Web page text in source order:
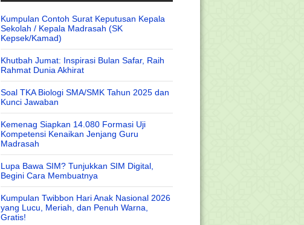
Kumpulan Contoh Surat Keputusan Kepala
Sekolah / Kepala Madrasah (SK
Kepsek/Kamad)
Khutbah Jumat: Inspirasi Bulan Safar, Raih
Rahmat Dunia Akhirat
Soal TKA Biologi SMA/SMK Tahun 2025 dan
Kunci Jawaban
Kemenag Siapkan 14.080 Formasi Uji
Kompetensi Kenaikan Jenjang Guru
Madrasah
Lupa Bawa SIM? Tunjukkan SIM Digital,
Begini Cara Membuatnya
Kumpulan Twibbon Hari Anak Nasional 2026
yang Lucu, Meriah, dan Penuh Warna,
Gratis!